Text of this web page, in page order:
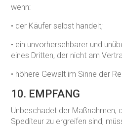
wenn:
• der Käufer selbst handelt;
• ein unvorhersehbarer und
eines Dritten, der nicht am
• höhere Gewalt im Sinne der
10. EMPFANG
Unbeschadet der Maßnahmen,
Spediteur zu ergreifen sind,